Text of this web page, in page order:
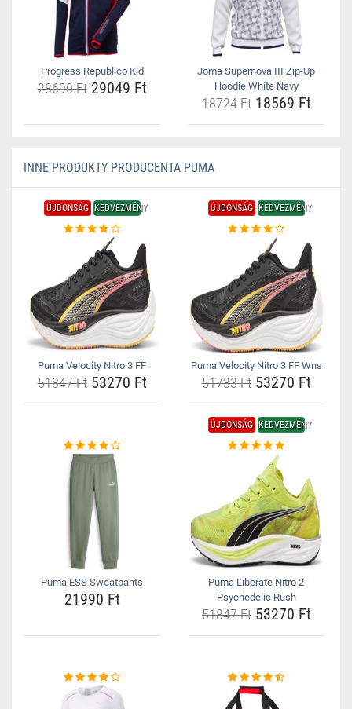
Progress Republico Kid
28690 Ft29049 Ft
Joma Supernova III Zip-Up
Hoodie White Navy
18724 Ft18569 Ft
INNE PRODUKTY PRODUCENTA PUMA
ÚJDONSÁG KEDVEZMÉNY
Puma Velocity Nitro 3 FF
51847 Ft53270 Ft
ÚJDONSÁG KEDVEZMÉNY
Puma Velocity Nitro 3 FF Wns
51733 Ft53270 Ft
Puma ESS Sweatpants
21990 Ft
ÚJDONSÁG KEDVEZMÉNY
Puma Liberate Nitro 2
Psychedelic Rush
51847 Ft53270 Ft